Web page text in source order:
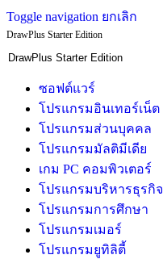
Toggle navigation ยกเลิก
DrawPlus Starter Edition
ซอฟต์แวร์
โปรแกรมอินเทอร์เน็ต
โปรแกรมส่วนบุคคล
โปรแกรมมัลติมีเดีย
เกม PC คอมพิวเตอร์
โปรแกรมบริหารธุรกิจ
โปรแกรมการศึกษา
โปรแกรมเมอร์
โปรแกรมยูทิลิตี้